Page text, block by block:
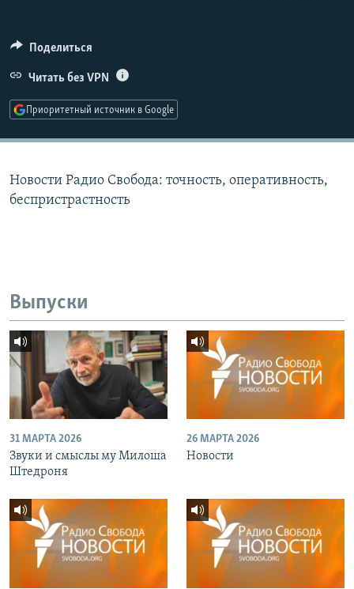
ПОДПИШИТЕСЬ НА РАССЫЛКУ
СОЦИАЛЬНЫЕ СЕТИ
Поделиться
Читать без VPN
Приоритетный источник в Google
Новости Радио Свобода: точность, оперативность,
беспристрастность
Выпуски
31 МАРТА 2026
Звуки и смыслы му Милоша
Штедроня
26 МАРТА 2026
Новости